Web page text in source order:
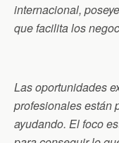
internacional,
que facilita los
Las oportunidades
profesionales están
ayudando. El foco